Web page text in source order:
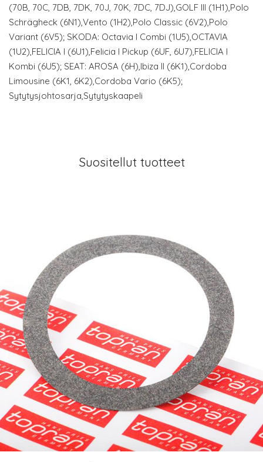
(70B, 70C, 7DB, 7DK, 70J, 70K, 7DC, 7DJ),GOLF III (1H1),Polo
Schrägheck (6N1),Vento (1H2),Polo Classic (6V2),Polo
Variant (6V5); SKODA: Octavia I Combi (1U5),OCTAVIA
(1U2),FELICIA I (6U1),Felicia I Pickup (6UF, 6U7),FELICIA I
Kombi (6U5); SEAT: AROSA (6H),Ibiza II (6K1),Cordoba
Limousine (6K1, 6K2),Cordoba Vario (6K5);
Sytytysjohtosarja,Sytytyskaapeli
Suositellut tuotteet